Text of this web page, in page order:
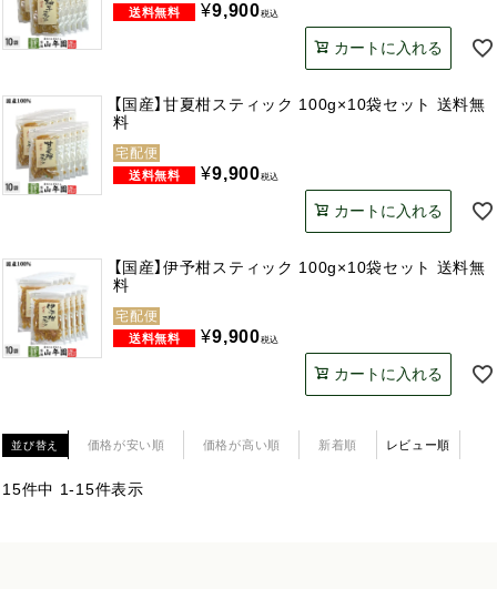
¥9,900税込
カートに入れる
【国産】甘夏柑スティック 100g×10袋セット 送料無
料
宅配便
¥9,900税込
カートに入れる
【国産】伊予柑スティック 100g×10袋セット 送料無
料
宅配便
¥9,900税込
カートに入れる
並び替え 価格が安い順 価格が高い順 新着順 レビュー順
15件中 1-15件表示